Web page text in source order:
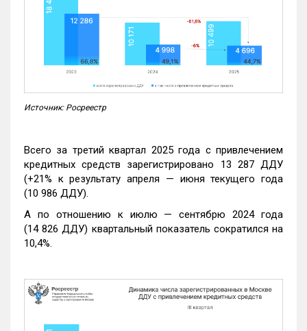
Источник: Росреестр
Всего за третий квартал 2025 года с привлечением
кредитных средств зарегистрировано 13 287 ДДУ
(+21% к результату апреля — июня текущего года
(10 986 ДДУ).
А по отношению к июлю — сентябрю 2024 года
(14 826 ДДУ) квартальный показатель сократился на
10,4%.